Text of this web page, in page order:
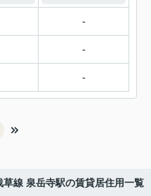
-
-
-
草線 泉岳寺駅の賃貸居住用一覧